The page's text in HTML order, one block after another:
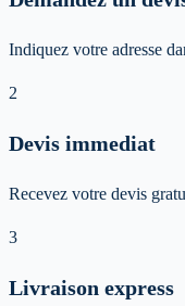
Indiquez votre adresse
2
Devis immediat
Recevez votre devis
3
Livraison express